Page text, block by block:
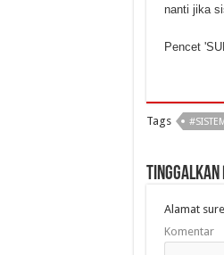
nanti jika
Pencet
Tags
Tinggalkan
Alamat
Komentar